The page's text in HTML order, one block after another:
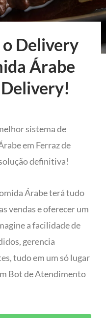
Delivery
Árabe
Delivery!
sistema de
em Ferraz de
definitiva!
Árabe terá tudo
vendas e oferecer um
a facilidade de
gerencia
tudo em um só lugar
Bot de Atendimento